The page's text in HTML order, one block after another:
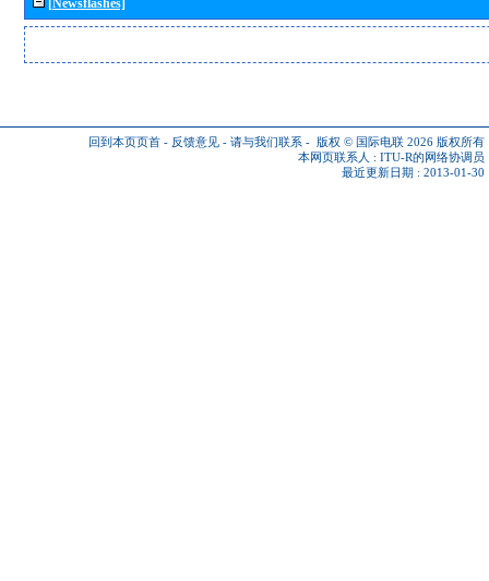
回到本页页首 - 反馈意见 - 请与我们联系 - 版权 © 国际电联 2026 版权所有
本网页联系人 : ITU-R的网络协调员
最近更新日期 : 2013-01-30